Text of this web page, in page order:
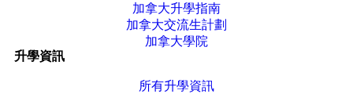
加拿大升學指南
加拿大交流生計劃
加拿大學院
升學資訊
所有升學資訊